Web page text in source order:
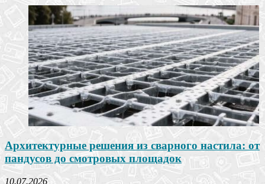
Архитектурные решения из сварного настила: от
пандусов до смотровых площадок
10.07.2026